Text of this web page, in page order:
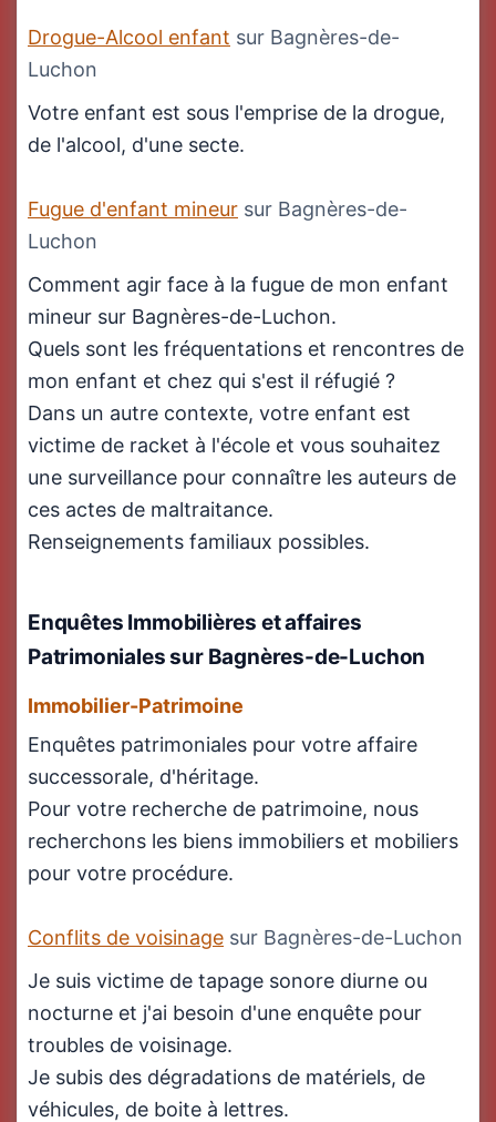
Drogue-Alcool enfant sur Bagnères-de-
Luchon
Votre enfant est sous l'emprise de la drogue,
de l'alcool, d'une secte.
Fugue d'enfant mineur sur Bagnères-de-
Luchon
Comment agir face à la fugue de mon enfant
mineur sur Bagnères-de-Luchon.
Quels sont les fréquentations et rencontres de
mon enfant et chez qui s'est il réfugié ?
Dans un autre contexte, votre enfant est
victime de racket à l'école et vous souhaitez
une surveillance pour connaître les auteurs de
ces actes de maltraitance.
Renseignements familiaux possibles.
Enquêtes Immobilières et affaires
Patrimoniales sur Bagnères-de-Luchon
Immobilier-Patrimoine
Enquêtes patrimoniales pour votre affaire
successorale, d'héritage.
Pour votre recherche de patrimoine, nous
recherchons les biens immobiliers et mobiliers
pour votre procédure.
Conflits de voisinage sur Bagnères-de-Luchon
Je suis victime de tapage sonore diurne ou
nocturne et j'ai besoin d'une enquête pour
troubles de voisinage.
Je subis des dégradations de matériels, de
véhicules, de boite à lettres.